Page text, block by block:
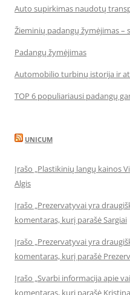
Auto supirkimas naudotų
Žieminių padangų žymėjimas –
Padangų žymėjimas
Automobilio turbinų istorija ir
TOP 6 populiariausi padangų
UNICUM
Įrašo „Plastikinių langų kainos
Algis
Įrašo „Prezervatyvai yra
komentaras, kurį parašė Sargiai
Įrašo „Prezervatyvai yra
komentaras, kurį parašė
Įrašo „Svarbi informacija apie
komentaras, kurį parašė Kristina